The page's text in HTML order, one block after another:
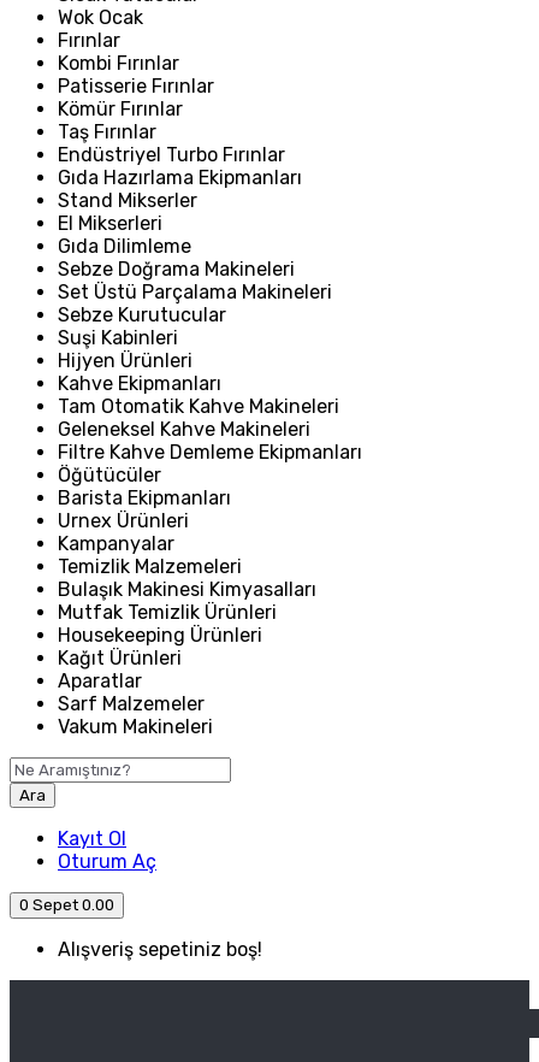
Wok Ocak
Fırınlar
Kombi Fırınlar
Patisserie Fırınlar
Kömür Fırınlar
Taş Fırınlar
Endüstriyel Turbo Fırınlar
Gıda Hazırlama Ekipmanları
Stand Mikserler
El Mikserleri
Gıda Dilimleme
Sebze Doğrama Makineleri
Set Üstü Parçalama Makineleri
Sebze Kurutucular
Suşi Kabinleri
Hijyen Ürünleri
Kahve Ekipmanları
Tam Otomatik Kahve Makineleri
Geleneksel Kahve Makineleri
Filtre Kahve Demleme Ekipmanları
Öğütücüler
Barista Ekipmanları
Urnex Ürünleri
Kampanyalar
Temizlik Malzemeleri
Bulaşık Makinesi Kimyasalları
Mutfak Temizlik Ürünleri
Housekeeping Ürünleri
Kağıt Ürünleri
Aparatlar
Sarf Malzemeler
Vakum Makineleri
Ara
Kayıt Ol
Oturum Aç
0 Sepet 0.00
Alışveriş sepetiniz boş!